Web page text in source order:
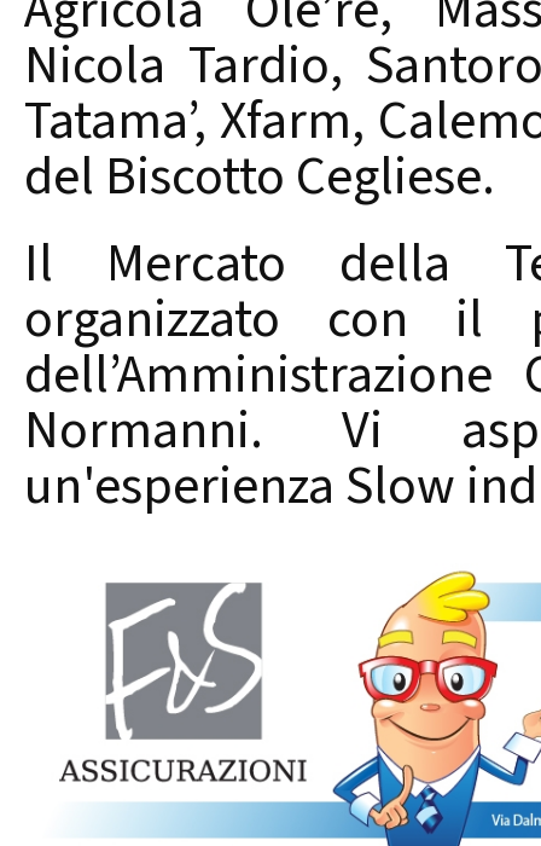
Nicola Tardio,
Tatama’, Xfarm,
del Biscotto Cegliese.
Il Mercato della
organizzato con il
Normanni. Vi
un'esperienza Slow